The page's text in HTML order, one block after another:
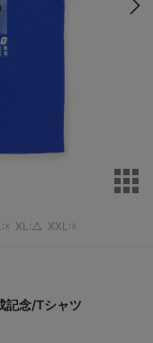
XL:△ XXL:☓
記念/Tシャツ